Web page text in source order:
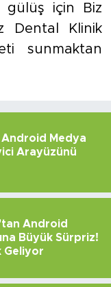
gülüş için Biz
Dental Klinik
sunmaktan
Medya
Arayüzünü
Android
Büyük Sürpriz!
Geliyor